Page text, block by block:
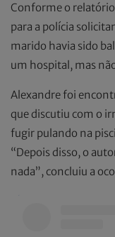
Conforme o relatório
para a polícia
marido havia sido
um hospital, mas
Alexandre foi
que discutiu com o
fugir pulando na
“Depois disso, o
nada”, concluiu a